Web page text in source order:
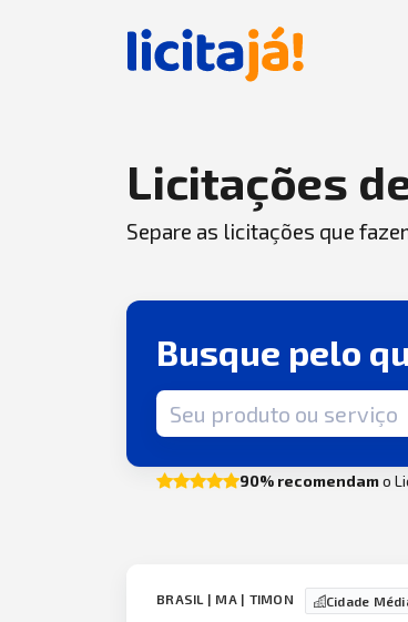
Licitações
Separe as licitações que
Busque pelo
Termo de busca
90% recomendamo
BRASIL | MA | TIMON Cidade